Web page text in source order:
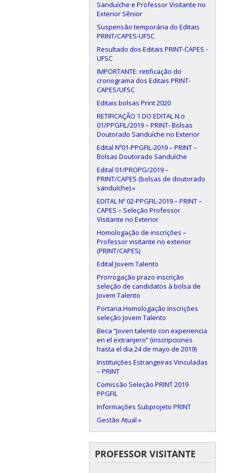
Sanduíche e Professor Visitante no
Exterior Sênior
Suspensão temporária do Editais
PRINT/CAPES-UFSC
Resultado dos Editais PRINT-CAPES -
UFSC
IMPORTANTE: retificação do
cronograma dos Editais PRINT-
CAPES/UFSC
Editais bolsas Print 2020
RETIFICAÇÃO 1 DO EDITAL N.o
01/PPGFIL/2019 – PRINT- Bolsas
Doutorado Sanduíche no Exterior
Edital Nº01-PPGFIL-2019 – PRINT –
Bolsas Doutorado Sanduíche
Edital 01/PROPG/2019 –
PRINT/CAPES (bolsas de doutorado
sanduíche) »
EDITAL Nº 02-PPGFIL-2019 – PRINT –
CAPES – Seleção Professor
Visitante no Exterior
Homologação de inscrições –
Professor visitante no exterior
(PRINT/CAPES)
Edital Jovem Talento
Prorrogação prazo inscrição
seleção de candidatos à bolsa de
Jovem Talento
Portaria Homologação Inscrições
seleção Jovem Talento
Beca “Joven talento con experiencia
en el extranjero” (inscripciones
hasta el dia 24 de mayo de 2019)
Instituições Estrangeiras Vinculadas
– PRINT
Comissão Seleção PRINT 2019
PPGFIL
Informações Subprojeto PRINT
Gestão Atual »
PROFESSOR VISITANTE